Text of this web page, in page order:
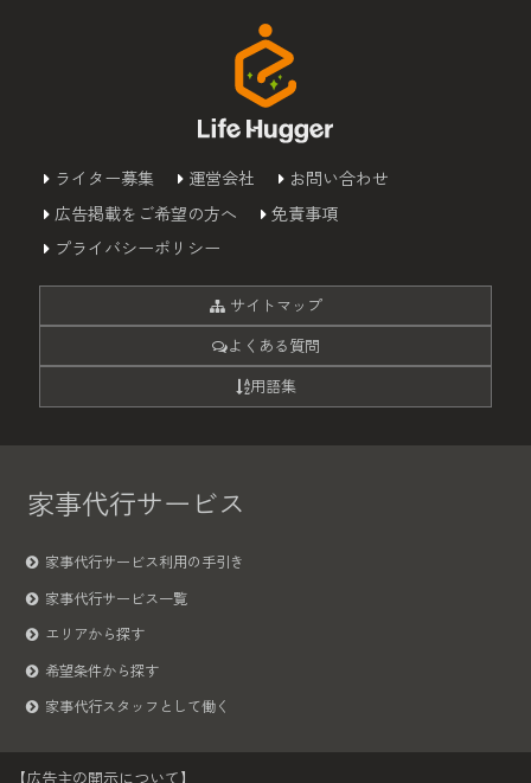
ライター募集 運営会社
お問い合わせ
広告掲載をご希望の方へ
免責事項
プライバシーポリシー
サイトマップ
よくある質問
用語集
家事代行サービス
家事代行サービス利用の手引き
家事代行サービス一覧
エリアから探す
希望条件から探す
家事代行スタッフとして働く